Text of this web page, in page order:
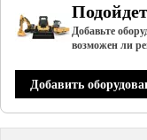
Добавьте
возможен ли
Добавить